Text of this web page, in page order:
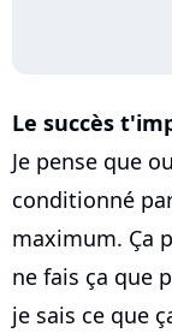
Le succès
Je pense que
conditionné
maximum. Ça
ne fais ça que
je sais ce que